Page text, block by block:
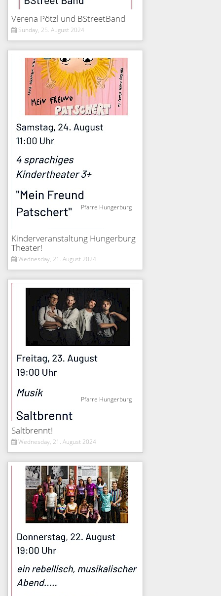
Verena Pötzl und BStreetBand
Sunday, 25. August 2024
Pfarre Hungerburg
Kinderveranstaltung Hungerburg
Theater!
Wednesday, 21. August 2024
Pfarre Hungerburg
Saltbrennt!
Wednesday, 21. August 2024